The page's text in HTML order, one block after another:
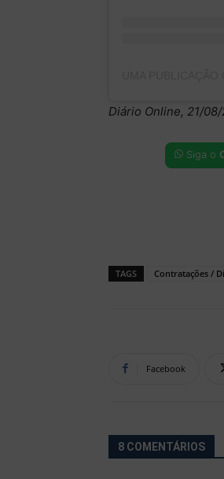
Diário Online, 21/
Siga o
TAGS Contratações /
Facebook
8 COMENTÁRIOS